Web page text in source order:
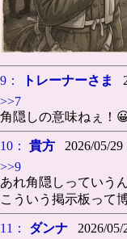
9： トレーナーさま
>>7
角隠しの意味ねぇ！
10： 貴方 2026/05/29
>>9
あれ角隠しっていう
こういう掲示板って
11： ダンナ 2026/05/